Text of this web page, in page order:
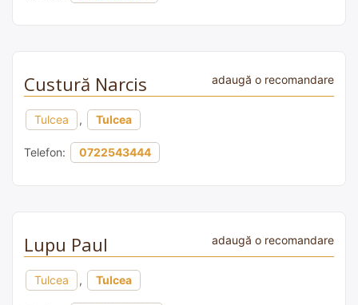
Custură Narcis adaugă o recomandare
Tulcea , Tulcea
Telefon: 0722543444
Lupu Paul adaugă o recomandare
Tulcea , Tulcea